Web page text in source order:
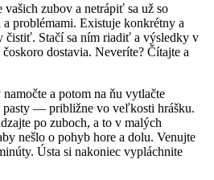
zubov a netrápiť sa už so
problémami. Existuje konkrétny a
čistiť. Stačí sa ním riadiť a výsledky v
dostavia. Neveríte? Čítajte a
a potom na ňu vytlačte
pasty — približne vo veľkosti hrášku.
po zuboch, a to v malých
nešlo o pohyb hore a dolu. Venujte
Ústa si nakoniec vypláchnite